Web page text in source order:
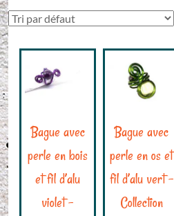
Bague avec
perle en bois
et fil d’alu
violet –
Bague avec
perle en os et
fil d’alu vert –
Collection